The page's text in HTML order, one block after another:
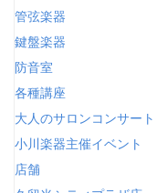
管弦楽器
鍵盤楽器
防音室
各種講座
大人のサロンコンサート
小川楽器主催イベント
店舗